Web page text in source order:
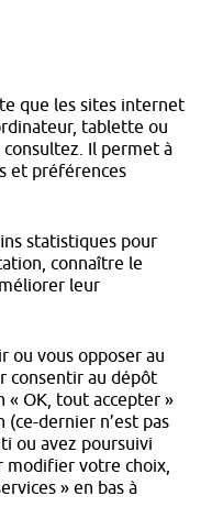
que les sites internet
tablette ou
Il permet à
et préférences
statistiques pour
connaître le
leur
ou vous opposer au
consentir au dépôt
« OK, tout accepter »
(ce-dernier n’est pas
ou avez poursuivi
modifier votre choix,
» en bas à